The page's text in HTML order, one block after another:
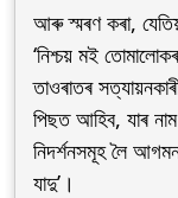
আৰু স্মৰণ কৰা,
‘নিশ্চয় মই
তাওৰাতৰ
পিছত আহিব, যাৰ
নিদৰ্শনসমূহ লৈ
যাদু’।